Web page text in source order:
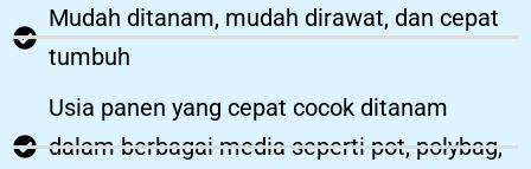
Mudah ditanam, mudah dirawat, dan cepat
tumbuh
Usia panen yang cepat cocok ditanam
dalam berbagai media seperti pot, polybag,